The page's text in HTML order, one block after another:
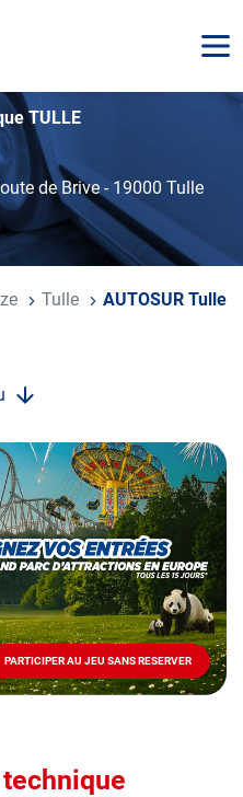
TULLE
de Brive - 19000 Tulle
Tulle AUTOSUR Tulle
PARTICIPER AU JEU SANS RESERVER
PARTICIPER
AU
JEU